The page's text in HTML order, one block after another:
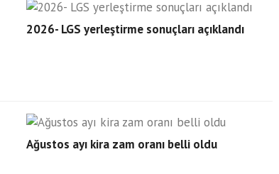
2026- LGS yerleştirme sonuçları açıklandı
Ağustos ayı kira zam oranı belli oldu